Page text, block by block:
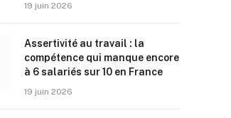
19 juin 2026
Assertivité au travail : la
compétence qui manque encore
à 6 salariés sur 10 en France
19 juin 2026